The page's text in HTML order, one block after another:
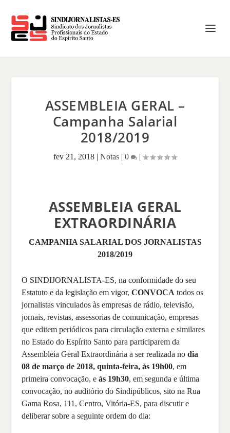
ASSEMBLEIA GERAL –
Campanha Salarial
2018/2019
fev 21, 2018 | Notas | 0 |
ASSEMBLEIA GERAL
EXTRAORDINÁRIA
CAMPANHA SALARIAL DOS JORNALISTAS
2018/2019
O SINDIJORNALISTA-ES, na conformidade do seu
Estatuto e da legislação em vigor,CONVOCA todos os
jornalistas vinculados às empresas de rádio, televisão,
jornais, revistas, assessorias de comunicação, empresas
que editem periódicos para circulação externa e similares
no Estado do Espírito Santo para participarem da
Assembleia Geral Extraordinária a ser realizada nodia
08 de março de 2018, quinta-feira, às 19h00, em
primeira convocação, eàs 19h30, em segunda e última
convocação, no auditório do Sindipúblicos, sito na Rua
Gama Rosa, 111, Centro, Vitória-ES, para discutir e
deliberar sobre a seguinte ordem do dia: